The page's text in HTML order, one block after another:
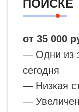
ПОИСКЕ
от 35 000
— Одни из
сегодня
— Низкая
—